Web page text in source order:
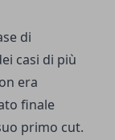
di
casi di più
era
finale
primo cut.